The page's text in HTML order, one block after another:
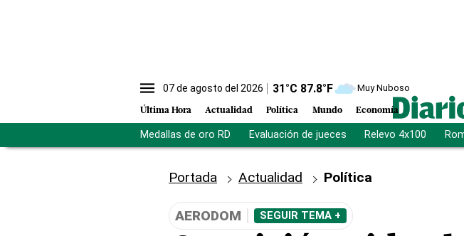
07 de agosto del 2026 31°C 87.8°F Muy Nuboso
Última Hora Actualidad Política Mundo Economía
Medallas de oro RD Evaluación de jueces Relevo 4x100
Portada Actualidad Política
AERODOM SEGUIR TEMA +